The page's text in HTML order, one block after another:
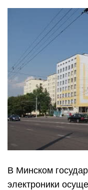
В Минском
электроники